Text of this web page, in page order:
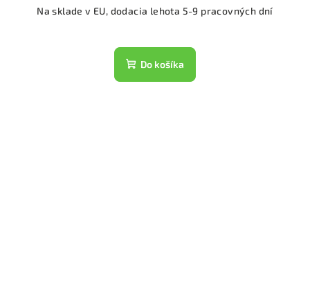
Na sklade v EU, dodacia lehota 5-9 pracovných dní
Do košíka